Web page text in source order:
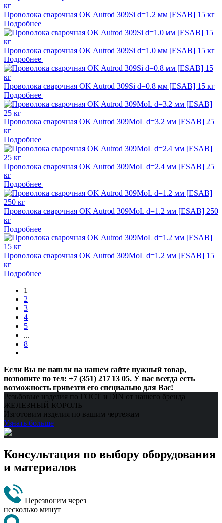
Проволока сварочная OK Autrod 309Si d=1.2 мм [ESAB] 15 кг
Подробнее
Проволока сварочная OK Autrod 309Si d=1.0 мм [ESAB] 15 кг
Подробнее
Проволока сварочная OK Autrod 309Si d=0.8 мм [ESAB] 15 кг
Подробнее
Проволока сварочная OK Autrod 309MoL d=3.2 мм [ESAB] 25
кг
Подробнее
Проволока сварочная OK Autrod 309MoL d=2.4 мм [ESAB] 25
кг
Подробнее
Проволока сварочная OK Autrod 309MoL d=1.2 мм [ESAB] 250
кг
Подробнее
Проволока сварочная OK Autrod 309MoL d=1.2 мм [ESAB] 15
кг
Подробнее
1
2
3
4
5
...
8
Если Вы не нашли на нашем сайте нужный товар,
позвоните по тел: +7 (351) 217 13 05. У нас всегда есть
возможность привезти его специально для Вас!
Резьбовые изделия по ГОСТ и DIN от нашего бренда
ЖЕЛЕЗНЫЙ КОРОЛЬ
Изготовим изделия по вашим чертежам
Узнать больше
Консультация по выбору оборудования
и материалов
Перезвоним через
несколько минут